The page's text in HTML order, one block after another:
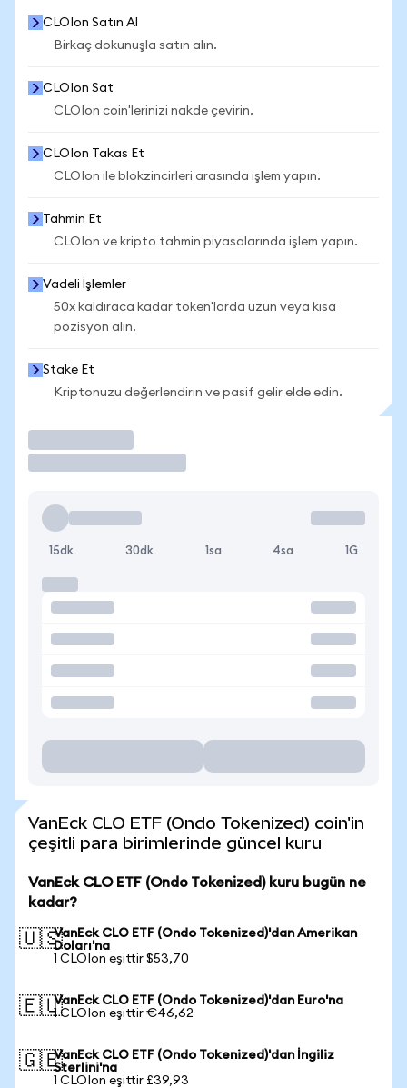
CLOIon Satın Al
Birkaç dokunuşla satın alın.
CLOIon Sat
CLOIon coin'lerinizi nakde çevirin.
CLOIon Takas Et
CLOIon ile blokzincirleri arasında işlem yapın.
Tahmin Et
CLOIon ve kripto tahmin piyasalarında işlem yapın.
Vadeli İşlemler
50x kaldıraca kadar token'larda uzun veya kısa
pozisyon alın.
Stake Et
Kriptonuzu değerlendirin ve pasif gelir elde edin.
15dk 30dk 1sa 4sa 1G
VanEck CLO ETF (Ondo Tokenized) coin'in
çeşitli para birimlerinde güncel kuru
VanEck CLO ETF (Ondo Tokenized) kuru bugün ne
kadar?
🇺🇸VanEck CLO ETF (Ondo Tokenized)'dan Amerikan
Doları'na
1 CLOIon eşittir $53,70
🇪🇺VanEck CLO ETF (Ondo Tokenized)'dan Euro'na
1 CLOIon eşittir €46,62
🇬🇧VanEck CLO ETF (Ondo Tokenized)'dan İngiliz
Sterlini'na
1 CLOIon eşittir £39,93